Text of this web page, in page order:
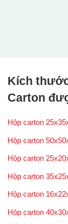
Kích
Carton
Hộp carton
Hộp carton
Hộp carton
Hộp carton
Hộp carton
Hộp carton